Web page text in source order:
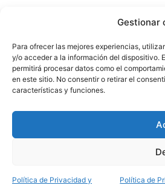
Gestionar
Para ofrecer las mejores experiencias,
y/o acceder a la información del dispositivo.
permitirá procesar datos como el
en este sitio. No consentir o retirar el
características y funciones.
Política de Privacidad y Política de